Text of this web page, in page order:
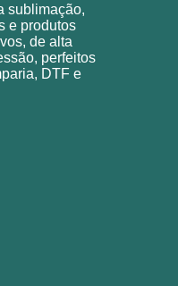
sublimação,
e produtos
de alta
perfeitos
DTF e